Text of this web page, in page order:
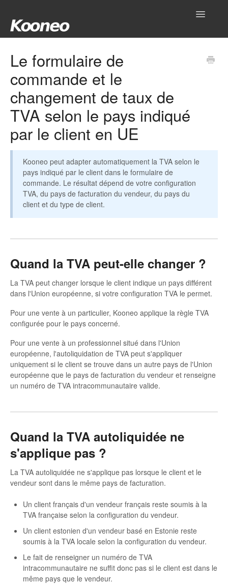
Toggle
Réglages
Produits
Gestionnaire
Intégrations
Hub
Le formulaire de
commande et le
changement de taux de
TVA selon le pays indiqué
par le client en UE
Kooneo peut adapter automatiquement la TVA selon le
pays indiqué par le client dans le formulaire de
commande. Le résultat dépend de votre configuration
TVA, du pays de facturation du vendeur, du pays du
client et du type de client.
Quand la TVA peut-elle changer ?
La TVA peut changer lorsque le client indique un pays différent
dans l'Union européenne, si votre configuration TVA le permet.
Pour une vente à un particulier, Kooneo applique la règle TVA
configurée pour le pays concerné.
Pour une vente à un professionnel situé dans l'Union
européenne, l'autoliquidation de TVA peut s'appliquer
uniquement si le client se trouve dans un autre pays de l'Union
européenne que le pays de facturation du vendeur et renseigne
un numéro de TVA intracommunautaire valide.
Quand la TVA autoliquidée ne
s'applique pas ?
La TVA autoliquidée ne s'applique pas lorsque le client et le
vendeur sont dans le même pays de facturation.
Un client français d'un vendeur français reste soumis à la
TVA française selon la configuration du vendeur.
Un client estonien d'un vendeur basé en Estonie reste
soumis à la TVA locale selon la configuration du vendeur.
Le fait de renseigner un numéro de TVA
intracommunautaire ne suffit donc pas si le client est dans le
même pays que le vendeur.